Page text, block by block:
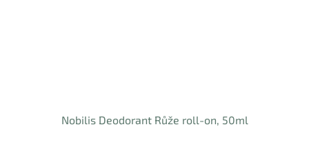
Nobilis Deodorant Růže roll-on, 50ml